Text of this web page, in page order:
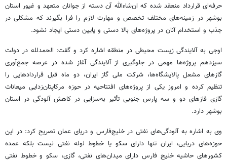
حرفه‌ای قرارداد منعقد شده که ان‌شاءالله آن دسته از جوانان متعهد و غیور استان
بوشهر در زمینه‌های مختلف تخصص و مهارت لازم را فرا بگیرند که مشکلی در
جذب و استخدام آنان در پروژه‌های بالا دستی و پایین دستی ایجاد نشود.
اوجی به آلایندگی زیست محیطی در منطقه اشاره کرد و گفت: الحمدلله در دولت
سیزدهم پروژه‌ها مهمی در جلوگیری از آلایندگی آغاز شده در عرصه جمع‌آوری
گازهای مشعل پالایشگاه‌ها، شرکت ملی گاز ایران، دو ماه قبل قراردادهایی را
تنظیم کرده و امروز یکی از پروژه‌های افتتاحیه در حوزه مرکاپتان‌زدایی میعانات
گازی فازهای دو و سه پارس جنوبی تأثیر به‌سزایی در کاهش آلودگی در استان
بوشهر دارد.
وی به اشاره به آلودگی‌های نفتی در خلیج‌فارس و دریای عمان تصریح کرد: در این
حوزه‌های دریایی، ایران تنها دارای سکو یا خطوط لوله نفتی نیست بلکه عمده
کشورهای حاشیه خلیج فارس دارای میدان‌های نفتی، گازی، سکو و خطوط نفتی